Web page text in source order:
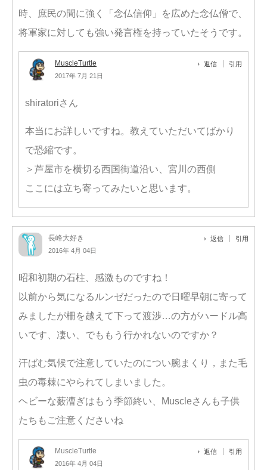
時、庶民の間に強く「念仏信仰」を広めた念仏僧で、
将軍家に対しても強い発言権を持っていたそうです。
MuscleTurtle
2017年 7月 21日
返信 引用
shiratoriさん
本当にお詳しいですね。教えていただいてばかり
で恐縮です。
＞芦屋市を横切る西国街道沿い、宮川の西側
ここには立ち寄ってみたいと思います。
長峰大好き
2016年 4月 04日
返信 引用
昭和初期の石柱、感激ものですね！
以前から気になるルンゼだったので日曜早朝に寄って
みましたが柵を越えて下って渡渉…の方がハードル高
いです、凄い、でももう行かれないのですか？
汗ばむ気候で注意していたのについ腕まくり，また毛
虫の毒棘にやられてしまいました。
ヘビーな薮漕ぎはもう季節終い、Muscleさんも子供
たちもご注意くださいね
MuscleTurtle
2016年 4月 04日
返信 引用